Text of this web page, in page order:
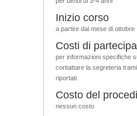
Inizio corso
a partire dal mese di ottobre
Costi di
per informazioni specifiche
contattare la segreteria
riportati
Costo del
nessun costo